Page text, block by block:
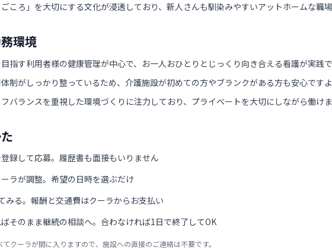
ごころ」を大切にする文化が浸透しており、新人さんも馴染みやすいアットホームな職場
環境
指す利用者様の健康管理が中心で、お一人おひとりとじっくり向き合える看護が実践で
制がしっかり整っているため、介護施設が初めての方やブランクがある方も安心ですよ
バランスを重視した環境づくりに注力しており、プライベートを大切にしながら働けま
録して応募。履歴書も面接もいりません
ラが調整。希望の日時を選ぶだけ
みる。報酬と交通費はクーラからお支払い
そのまま継続の相談へ。合わなければ1日で終了してOK
てクーラが間に入りますので、施設への直接のご連絡は不要です。